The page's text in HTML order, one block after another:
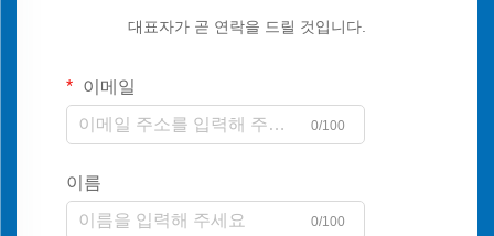
대표자가 곧 연락을 드릴 것입니다.
이메일
0/100
이름
0/100